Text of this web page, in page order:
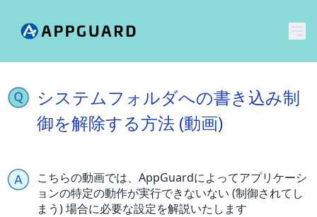
メ
システムフォルダへの書き込み制
御を解除する方法 (動画)
こちらの動画では、AppGuardによってアプリケーシ
ョンの特定の動作が実行できないない (制御されてし
まう) 場合に必要な設定を解説いたします